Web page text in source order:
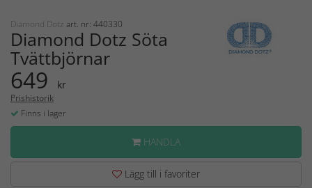
Diamond Dotz art. nr: 440330
Diamond Dotz Söta
Tvättbjörnar
649 kr
Prishistorik
Finns i lager
HANDLA
Lägg till i favoriter